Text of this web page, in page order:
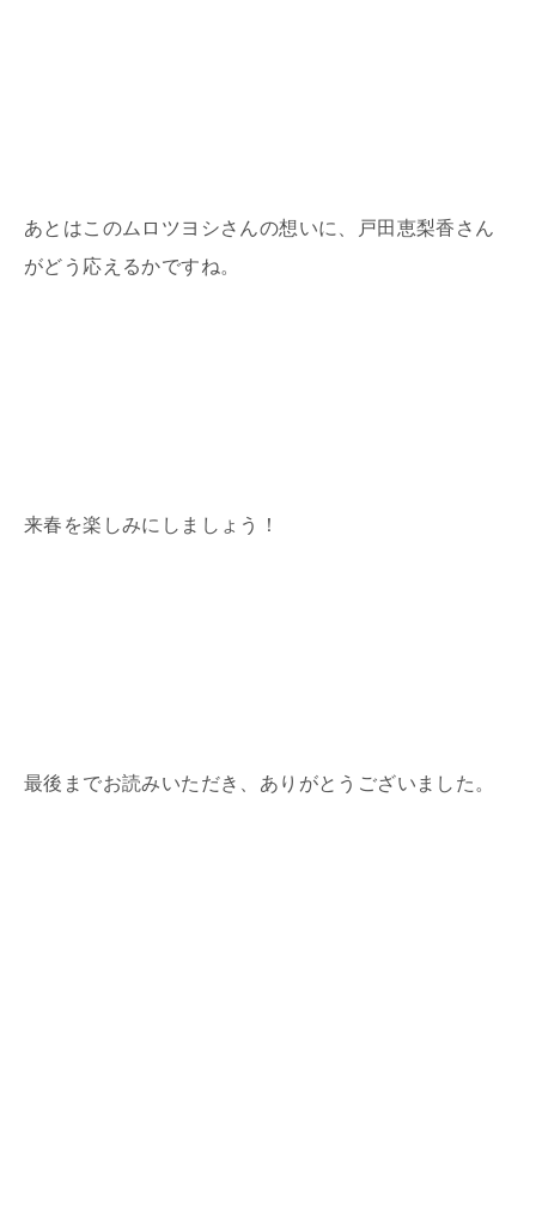
あとはこのムロツヨシさんの想いに、戸田恵梨香さん
がどう応えるかですね。
来春を楽しみにしましょう！
最後までお読みいただき、ありがとうございました。